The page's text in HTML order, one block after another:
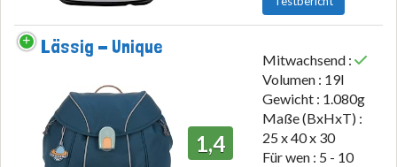
Lässig - Unique
1,4
Mitwachsend :
Volumen : 19l
Gewicht : 1.080g
Maße (BxHxT) :
25 x 40 x 30
Für wen : 5 - 10